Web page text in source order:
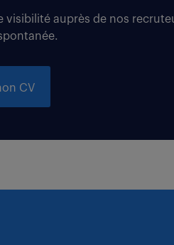
visibilité auprès de nos
CV